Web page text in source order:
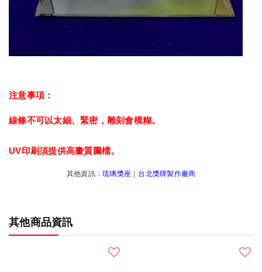
注意事項：
線條不可以太細、緊密，雕刻會模糊。
UV印刷須提供高畫質圖檔。
其他資訊： 琉璃獎座 台北獎牌製作廠商
其他商品資訊